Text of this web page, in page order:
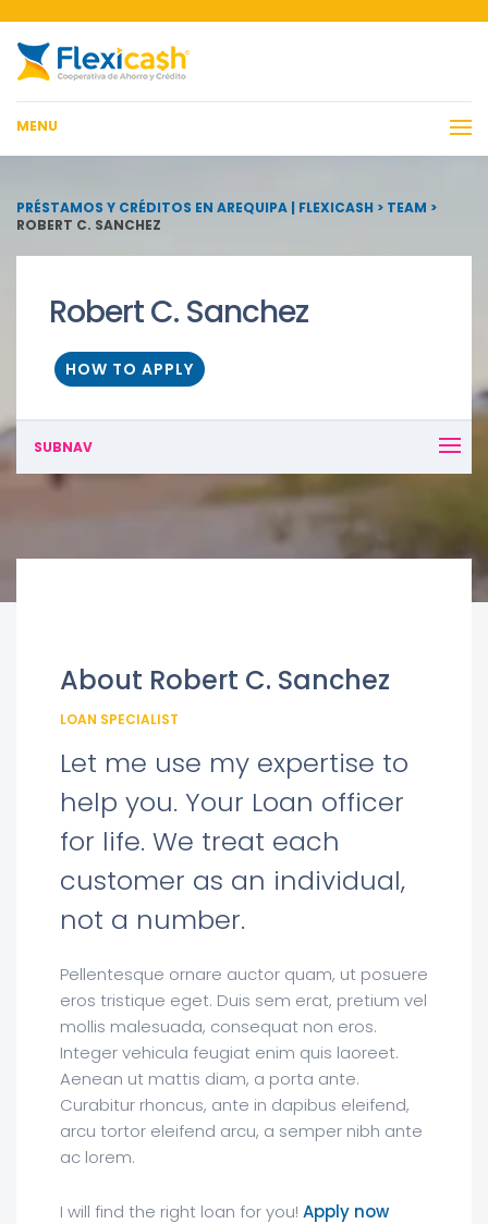
MENU
PRÉSTAMOS Y CRÉDITOS EN AREQUIPA | FLEXICASH > TEAM >
ROBERT C. SANCHEZ
Robert C. Sanchez
HOW TO APPLY
SUBNAV
About Robert C. Sanchez
LOAN SPECIALIST
Let me use my expertise to
help you. Your Loan officer
for life. We treat each
customer as an individual,
not a number.
Pellentesque ornare auctor quam, ut posuere
eros tristique eget. Duis sem erat, pretium vel
mollis malesuada, consequat non eros.
Integer vehicula feugiat enim quis laoreet.
Aenean ut mattis diam, a porta ante.
Curabitur rhoncus, ante in dapibus eleifend,
arcu tortor eleifend arcu, a semper nibh ante
ac lorem.
I will find the right loan for you! Apply now